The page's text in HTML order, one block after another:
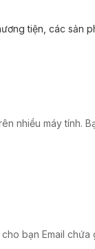
tiện, các sản
nhiều máy tính.
bạn Email